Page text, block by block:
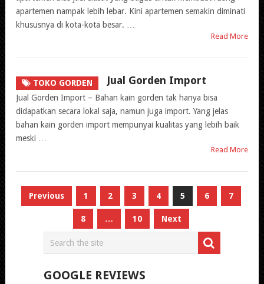
apartemen nampak lebih lebar. Kini apartemen semakin diminati
khususnya di kota-kota besar. …
Read More
TOKO GORDEN Jual Gorden Import
Jual Gorden Import – Bahan kain gorden tak hanya bisa
didapatkan secara lokal saja, namun juga import. Yang jelas
bahan kain gorden import mempunyai kualitas yang lebih baik
meski …
Read More
Paginasi
Previous 1 2 3 4 5 6 7
8 … 10 Next
GOOGLE REVIEWS